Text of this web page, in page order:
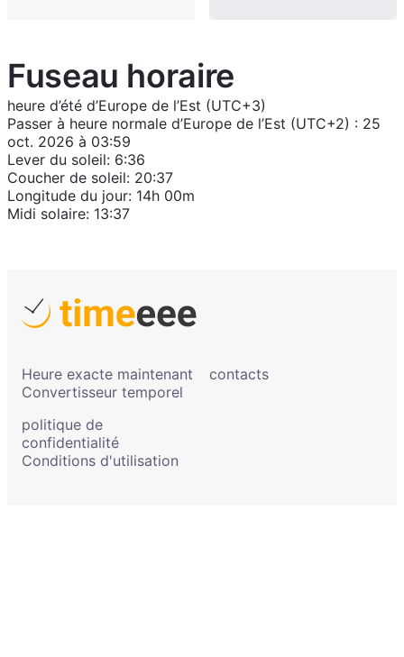
Fuseau horaire
heure d’été d’Europe de l’Est (UTC+3)
Passer à heure normale d’Europe de l’Est (UTC+2) : 25
oct. 2026 à 03:59
Lever du soleil: 6:36
Coucher de soleil: 20:37
Longitude du jour: 14h 00m
Midi solaire: 13:37
Heure exacte maintenant
Convertisseur temporel
contacts
politique de
confidentialité
Conditions d'utilisation